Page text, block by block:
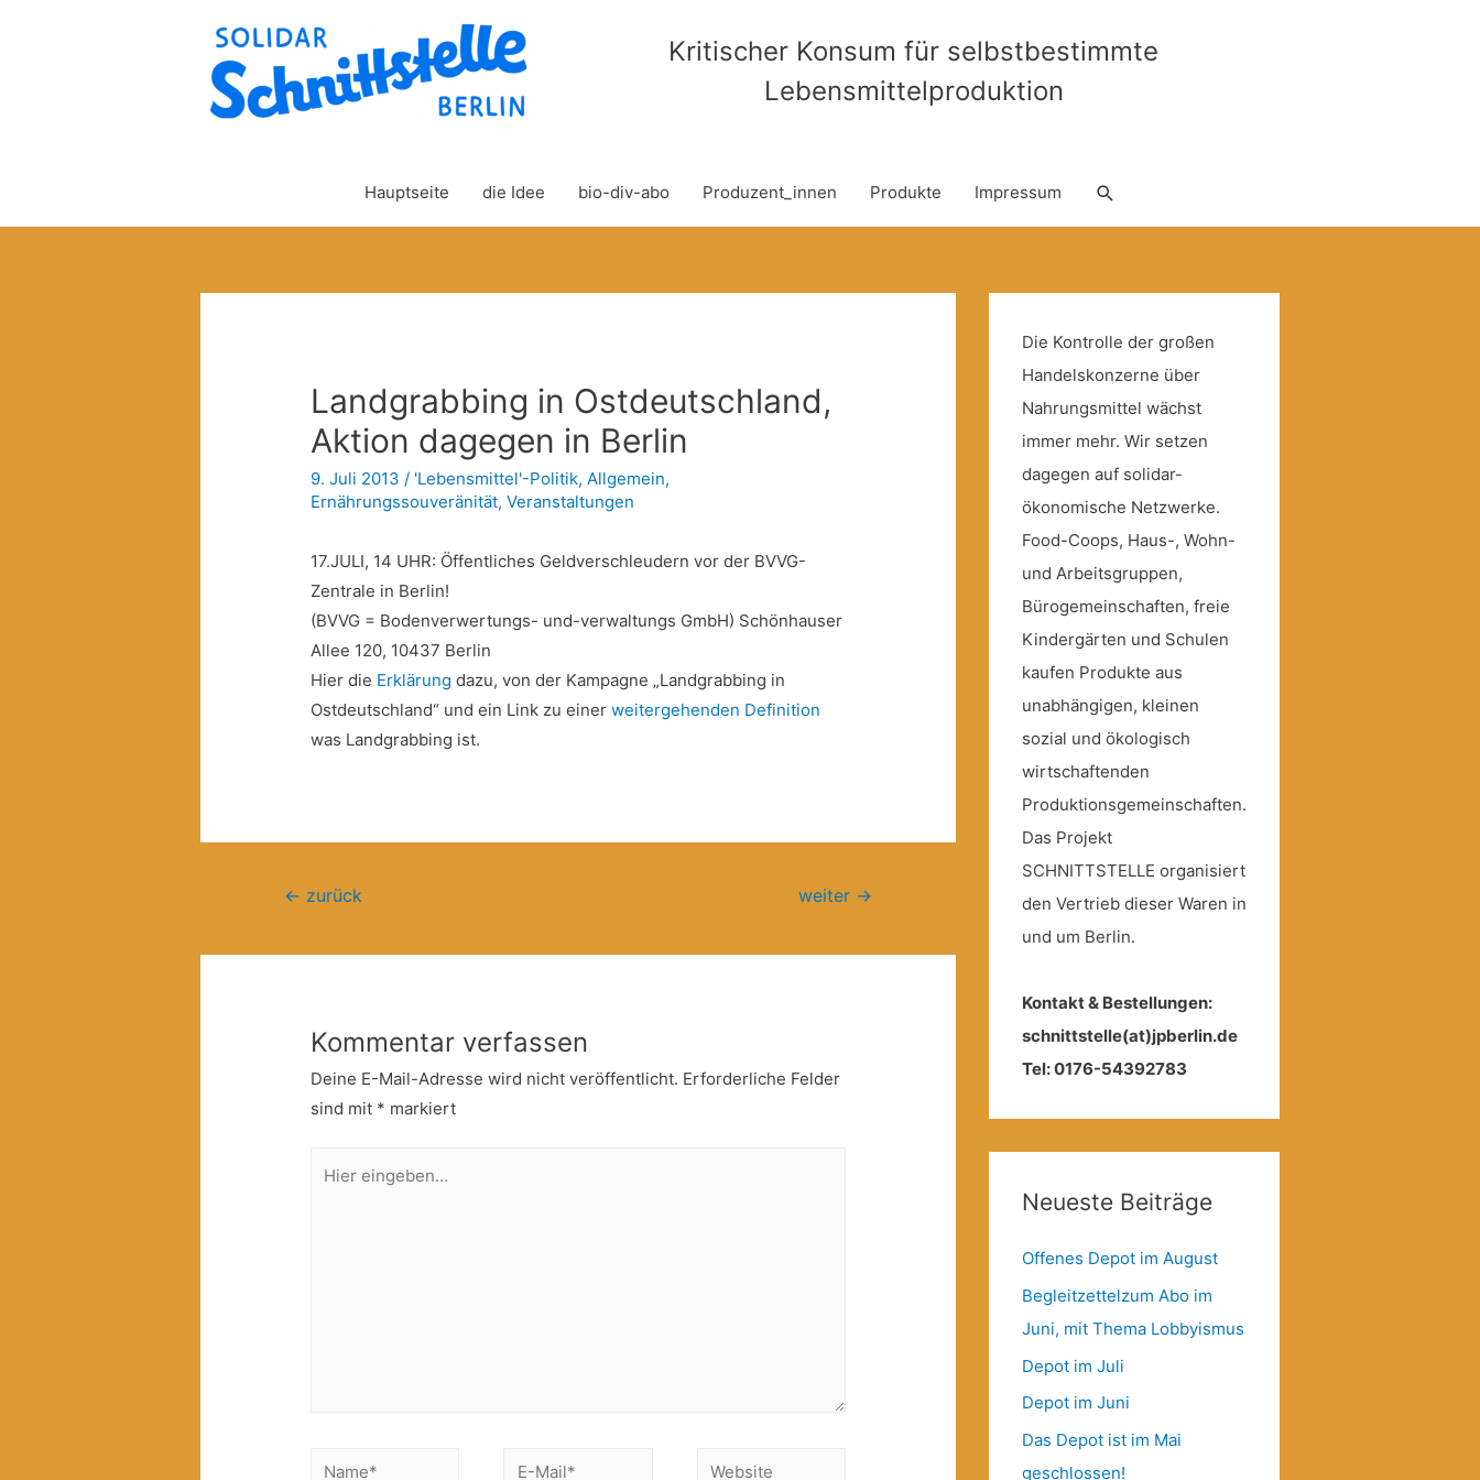
Kritischer Konsum für selbstbestimmte
Lebensmittelproduktion
Hauptseite die Idee bio-div-abo Produzent_innen Produkte Impressum Suche
Landgrabbing in Ostdeutschland,
Aktion dagegen in Berlin
9. Juli 2013 / 'Lebensmittel'-Politik,Allgemein,
Ernährungssouveränität,Veranstaltungen
17.JULI, 14 UHR: Öffentliches Geldverschleudern vor der BVVG-
Zentrale in Berlin!
(BVVG = Bodenverwertungs- und-verwaltungs GmbH) Schönhauser
Allee 120, 10437 Berlin
Hier die Erklärung dazu, von der Kampagne „Landgrabbing in
Ostdeutschland“ und ein Link zu einerweitergehenden Definition
was Landgrabbing ist.
Beitragsnavigation
← zurück weiter →
Kommentar verfassen
Deine E-Mail-Adresse wird nicht veröffentlicht. Erforderliche Felder
sind mit * markiert
eingeben…
Name*
E-
Website
Die Kontrolle der großen
Handelskonzerne über
Nahrungsmittel wächst
immer mehr. Wir setzen
dagegen auf solidar-
ökonomische Netzwerke.
Food-Coops, Haus-, Wohn-
und Arbeitsgruppen,
Bürogemeinschaften, freie
Kindergärten und Schulen
kaufen Produkte aus
unabhängigen, kleinen
sozial und ökologisch
wirtschaftenden
Produktionsgemeinschaften.
Das Projekt
SCHNITTSTELLE organisiert
den Vertrieb dieser Waren in
und um Berlin.
Kontakt & Bestellungen:
schnittstelle(at)jpberlin.de
Tel: 0176-54392783
Neueste Beiträge
Offenes Depot im August
Begleitzettelzum Abo im
Juni, mit Thema Lobbyismus
Depot im Juli
Depot im Juni
Das Depot ist im Mai
geschlossen!